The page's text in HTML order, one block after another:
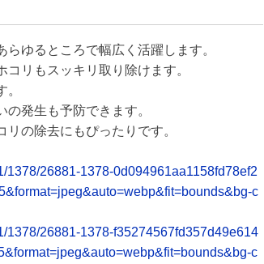
ゆるところで幅広く活躍します。
リもスッキリ取り除けます。
発生も予防できます。
の除去にもぴったりです。
1378/26881-1378-0d094961aa1158fd78ef2
c
1378/26881-1378-f35274567fd357d49e614
c